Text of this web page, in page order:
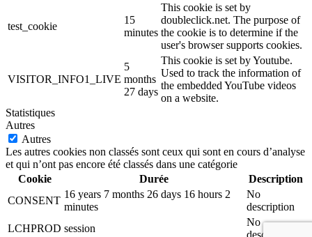
test_cookie
15
minutes
This cookie is set by
doubleclick.net. The purpose of
the cookie is to determine if the
user's browser supports cookies.
VISITOR_INFO1_LIVE
5
months
27 days
This cookie is set by Youtube.
Used to track the information of
the embedded YouTube videos
on a website.
Statistiques
Autres
Autres
Les autres cookies non classés sont ceux qui sont en cours d’analyse
et qui n’ont pas encore été classés dans une catégorie
Cookie
Durée
Description
CONSENT
16 years 7 months 26 days 16 hours 2
minutes
No
description
LCHPROD session
No
description